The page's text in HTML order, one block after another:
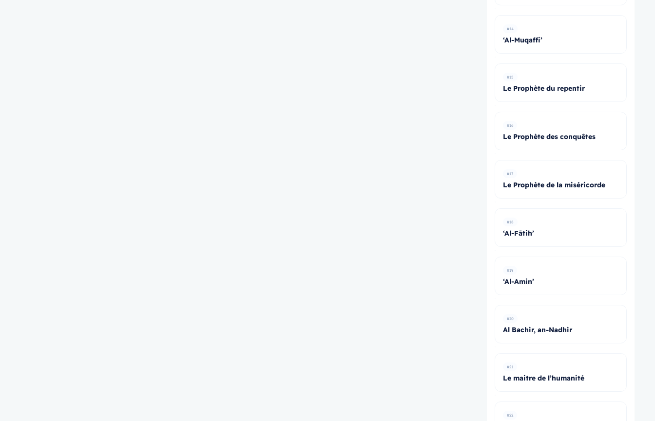
#14
‘Al-Muqaffi’
#15
Le Prophète du repentir
#16
Le Prophète des conquêtes
#17
Le Prophète de la miséricorde
#18
‘Al-Fātih’
#19
‘Al-Amin’
#20
Al Bachir, an-Nadhir
#21
Le maitre de l’humanité
#22